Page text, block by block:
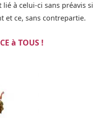
à celui-ci sans préavis si
et ce, sans contrepartie.
à TOUS !